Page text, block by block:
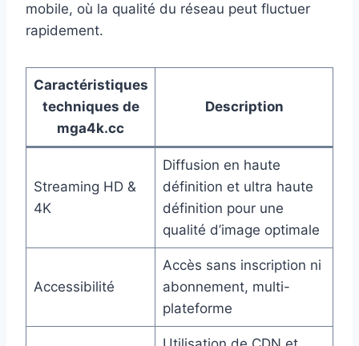
mobile, où la qualité du réseau peut fluctuer
rapidement.
Caractéristiques
techniques de
mga4k.cc
Description
Streaming HD &
4K
Diffusion en haute
définition et ultra haute
définition pour une
qualité d’image optimale
Accessibilité
Accès sans inscription ni
abonnement, multi-
plateforme